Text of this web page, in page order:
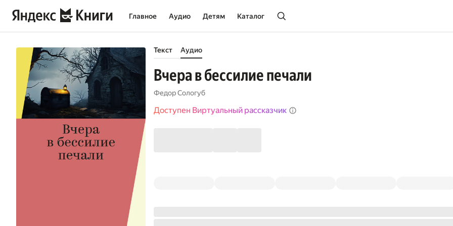
Главное Аудио Детям Каталог
Текст Аудио
Вчера в бессилие печали
Федор Сологуб
Доступен Виртуальный рассказчик